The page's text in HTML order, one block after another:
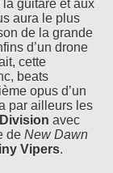
la guitare et aux
aura le plus
de la grande
d’un drone
cette
beats
opus d’un
par ailleurs les
avec
de New Dawn
Vipers.